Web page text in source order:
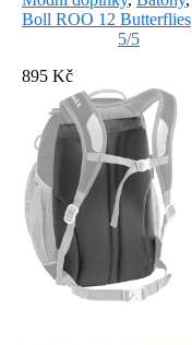
Boll ROO 12 Butterflies
5/5
895 Kč